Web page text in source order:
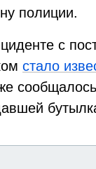
полиции.
с
стало